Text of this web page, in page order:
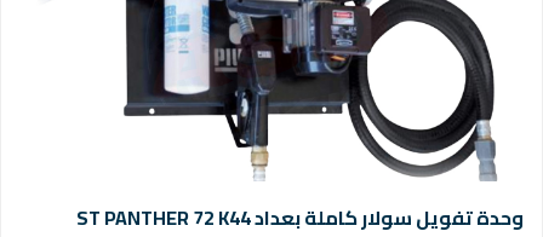
وحدة تفويل سولار كاملة بعداد ST PANTHER 72 K44